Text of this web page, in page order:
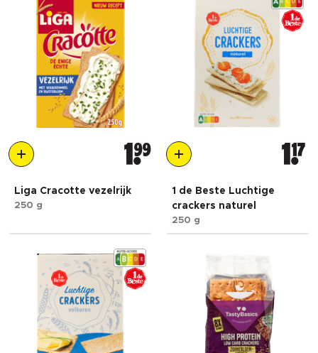
1 99
Liga Cracotte vezelrijk
250 g
1 17
1 de Beste Luchtige
crackers naturel
250 g